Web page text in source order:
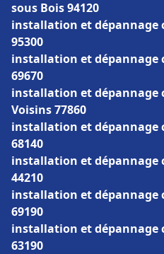
sous Bois 94120
installation et dépannage
95300
installation et dépannage
69670
installation et dépannage
Voisins 77860
installation et dépannage
68140
installation et dépannage
44210
installation et dépannage
69190
installation et dépannage
63190